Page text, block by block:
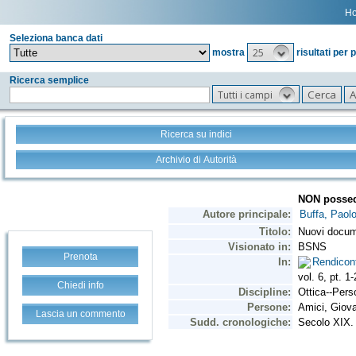
Seleziona banca dati
mostra
25 risultati per
Ricerca semplice
Tutti i campi
Ricerca su indici
Archivio di Autorità
Prenota
Chiedi info
Lascia un commento